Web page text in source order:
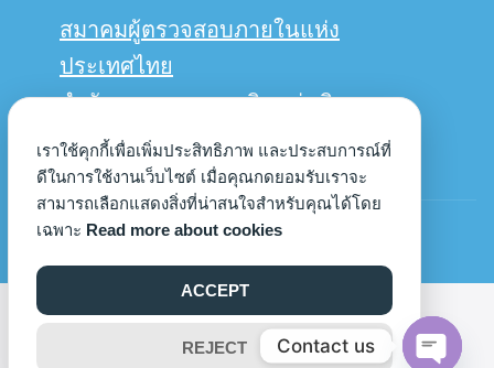
สมาคมผู้ตรวจสอบภายในแห่ง
ประเทศไทย
สำนักงานการตรวจเงินแผ่นดิน
กรมบัญชีกลาง
© Copyright 2022us
©2026 AUDIT.UP.AC.TH. ALL RIGHTS RESERVED.
เราใช้คุกกี้เพื่อเพิ่มประสิทธิภาพ และประสบการณ์ที่
ดีในการใช้งานเว็บไซต์ เมื่อคุณกดยอมรับเราจะ
สามารถเลือกแสดงสิ่งที่น่าสนใจสำหรับคุณได้โดย
เฉพาะ Read more about cookies
ACCEPT
REJECT Contact us